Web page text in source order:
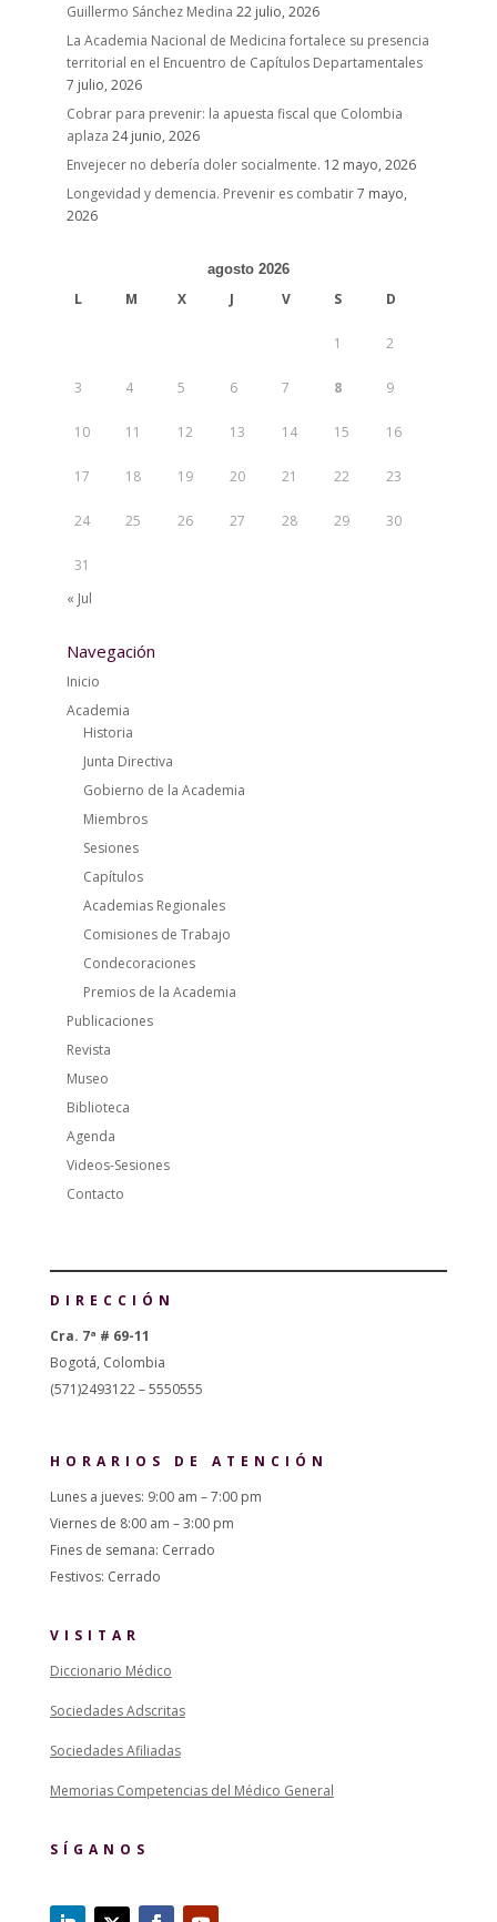
Guillermo Sánchez Medina 22 julio, 2026
La Academia Nacional de Medicina fortalece su presencia
territorial en el Encuentro de Capítulos Departamentales
7 julio, 2026
Cobrar para prevenir: la apuesta fiscal que Colombia
aplaza 24 junio, 2026
Envejecer no debería doler socialmente. 12 mayo, 2026
Longevidad y demencia. Prevenir es combatir7 mayo,
2026
agosto 2026
L M X J V S D
1 2
3 4 5 6 7 8 9
10 11 12 13 14 15 16
17 18 19 20 21 22 23
24 25 26 27 28 29 30
31
« Jul
Navegación
Inicio
Academia
Historia
Junta Directiva
Gobierno de la Academia
Miembros
Sesiones
Capítulos
Academias Regionales
Comisiones de Trabajo
Condecoraciones
Premios de la Academia
Publicaciones
Revista
Museo
Biblioteca
Agenda
Videos-Sesiones
Contacto
DIRECCIÓN
Cra. 7ª # 69-11
Bogotá, Colombia
(571)2493122 – 5550555
HORARIOS DE ATENCIÓN
Lunes a jueves: 9:00 am – 7:00 pm
Viernes de 8:00 am – 3:00 pm
Fines de semana: Cerrado
Festivos: Cerrado
VISITAR
Diccionario Médico
Sociedades Adscritas
Sociedades Afiliadas
Memorias Competencias del Médico General
SÍGANOS